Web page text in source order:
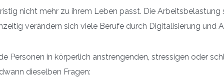
nicht mehr zu ihrem Leben passt. Die
verändern sich viele Berufe durch Digitalisierung und
Personen in körperlich anstrengenden, stressigen oder
dieselben Fragen: